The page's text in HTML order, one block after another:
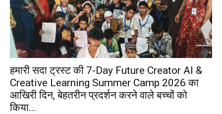
हमारी सदा ट्रस्ट की 7-Day Future Creator AI &
Creative Learning Summer Camp 2026 का
आखिरी दिन, बेहतरीन प्रदर्शन करने वाले बच्चों को
किया...